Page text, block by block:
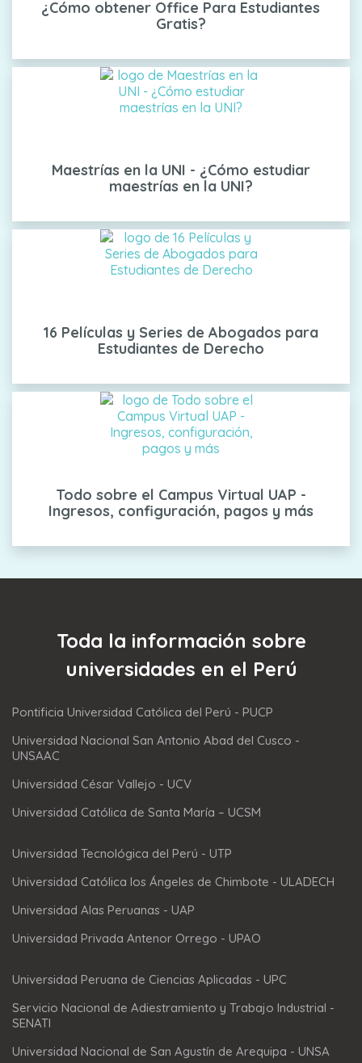
¿Cómo obtener Office Para Estudiantes
Gratis?
Maestrías en la UNI - ¿Cómo estudiar
maestrías en la UNI?
16 Películas y Series de Abogados para
Estudiantes de Derecho
Todo sobre el Campus Virtual UAP -
Ingresos, configuración, pagos y más
Toda la información sobre
universidades en el Perú
Pontificia Universidad Católica del Perú - PUCP
Universidad Nacional San Antonio Abad del Cusco -
UNSAAC
Universidad César Vallejo - UCV
Universidad Católica de Santa María – UCSM
Universidad Tecnológica del Perú - UTP
Universidad Católica los Ángeles de Chimbote - ULADECH
Universidad Alas Peruanas - UAP
Universidad Privada Antenor Orrego - UPAO
Universidad Peruana de Ciencias Aplicadas - UPC
Servicio Nacional de Adiestramiento y Trabajo Industrial -
SENATI
Universidad Nacional de San Agustín de Arequipa - UNSA